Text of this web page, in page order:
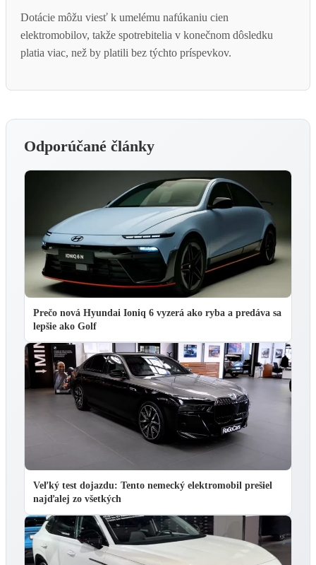
Dotácie môžu viesť k umelému nafúkaniu cien
elektromobilov, takže spotrebitelia v konečnom dôsledku
platia viac, než by platili bez týchto príspevkov.
Odporúčané články
Prečo nová Hyundai Ioniq 6 vyzerá ako ryba a predáva sa
lepšie ako Golf
Veľký test dojazdu: Tento nemecký elektromobil prešiel
najďalej zo všetkých